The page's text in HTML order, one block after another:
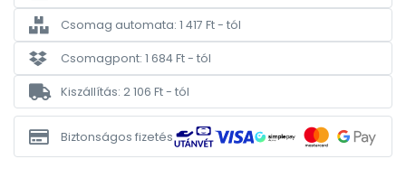
Csomag automata: 1 417 Ft - tól
Csomagpont: 1 684 Ft - tól
Kiszállítás: 2 106 Ft - tól
Biztonságos fizetés